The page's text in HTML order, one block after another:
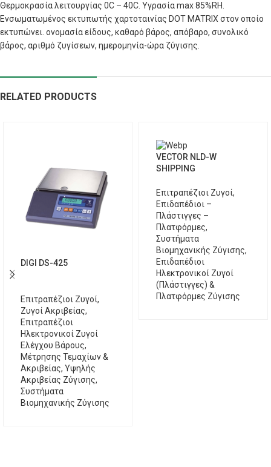
Θερμοκρασία λειτουργίας 0C – 40C. Υγρασία max 85%RH.
Ενσωματωμένος εκτυπωτής χαρτοταινίας DOT MATRIX στον οποίο
εκτυπώνει. ονομασία είδους, καθαρό βάρος, απόβαρο, συνολικό
βάρος, αριθμό ζυγίσεων, ημερομηνία-ώρα ζύγισης.
RELATED PRODUCTS
DIGI DS-425
Επιτραπέζιοι Ζυγοί,
Ζυγοί Ακριβείας,
Επιτραπέζιοι
Ηλεκτρονικοί Ζυγοί
Ελέγχου Βάρους,
Μέτρησης Τεμαχίων &
Ακριβείας, Υψηλής
Ακριβείας Ζύγισης,
Συστήματα
Βιομηχανικής Ζύγισης
VECTOR NLD-W
SHIPPING
Επιτραπέζιοι Ζυγοί,
Επιδαπέδιοι –
Πλάστιγγες –
Πλατφόρμες,
Συστήματα
Βιομηχανικής Ζύγισης,
Επιδαπέδιοι
Ηλεκτρονικοί Ζυγοί
(Πλάστιγγες) &
Πλατφόρμες Ζύγισης